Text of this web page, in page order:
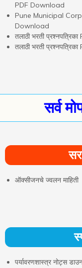
PDF Download
Pune Municipal
Download
तलाठी भरती
तलाठी भरती
सर्व
ऑक्सीजनचे ज्वलन माहिती
पर्यावरणशास्त्र नोट्स